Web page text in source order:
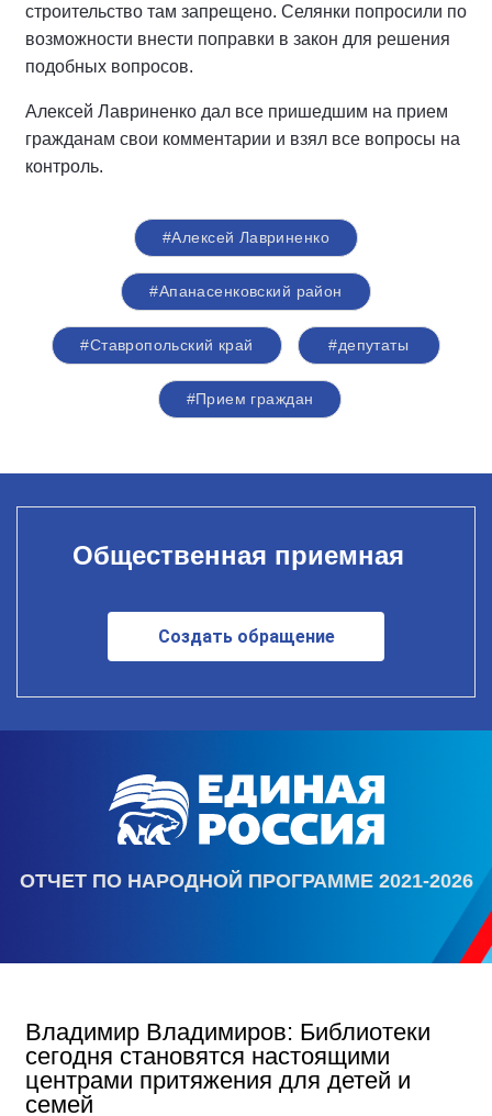
строительство там запрещено. Селянки попросили по
возможности внести поправки в закон для решения
подобных вопросов.
Алексей Лавриненко дал все пришедшим на прием
гражданам свои комментарии и взял все вопросы на
контроль.
#Алексей Лавриненко
#Апанасенковский район
#Ставропольский край #депутаты
#Прием граждан
Общественная приемная
Создать обращение
ОТЧЕТ ПО НАРОДНОЙ ПРОГРАММЕ 2021-2026
Владимир Владимиров: Библиотеки
сегодня становятся настоящими
центрами притяжения для детей и
семей